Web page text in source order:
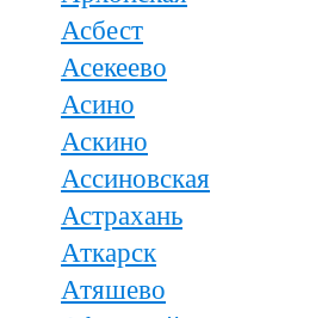
Асбест
Асекеево
Асино
Аскино
Ассиновская
Астрахань
Аткарск
Атяшево